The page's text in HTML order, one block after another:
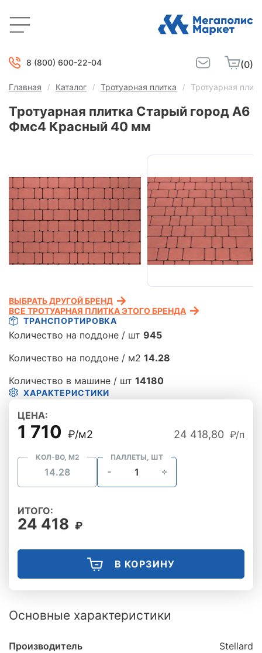
8 (800) 600-22-04 (0)
Главная Каталог Тротуарная плитка Тротуарная
Тротуарная плитка Старый город А6
Фмс4 Красный 40 мм
ТРАНСПОРТИРОВКА
Количество на поддоне / шт 945
Количество на поддоне / м2 14.28
Количество в машине / шт 14180
ХАРАКТЕРИСТИКИ
ВЫБРАТЬ ДРУГОЙ БРЕНД
ВСЕ ТРОТУАРНАЯ ПЛИТКА ЭТОГО БРЕНДА
ЦЕНА:
1 710 ₽/м2 24 418,80 ₽/п
КОЛ-ВО, М2 ПАЛЛЕТЫ, ШТ
ИТОГО:
24 418 ₽
В КОРЗИНУ
Основные характеристики
Производитель Stellard